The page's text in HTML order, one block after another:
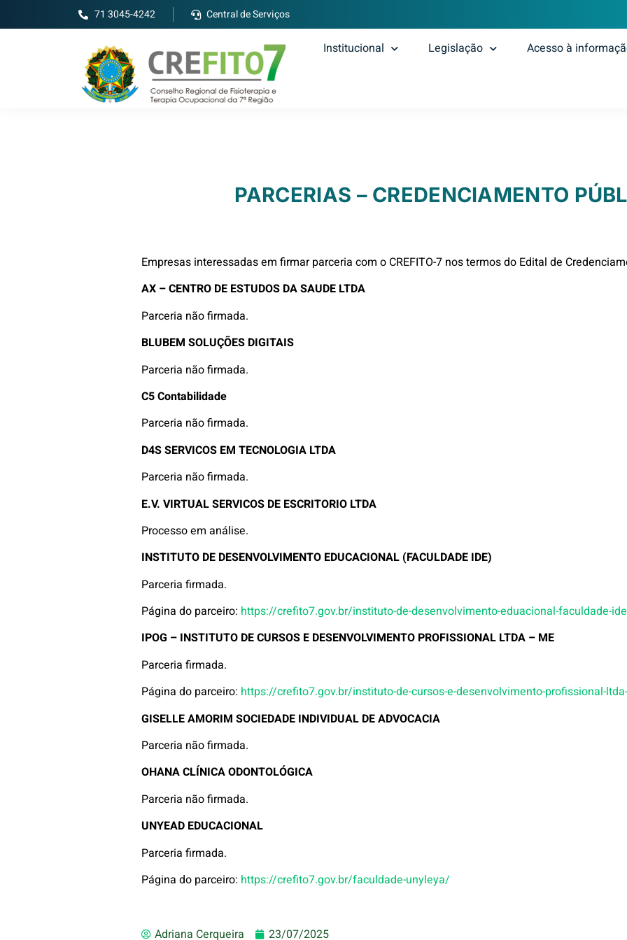
71 3045-4242 Central de Serviços
Institucional Legislação Acesso à
PARCERIAS – CREDENCIAMENTO
Empresas interessadas em firmar parceria com o CREFITO-7 nos termos do Edital de
AX – CENTRO DE ESTUDOS DA SAUDE LTDA
Parceria não firmada.
BLUBEM SOLUÇÕES DIGITAIS
Parceria não firmada.
C5 Contabilidade
Parceria não firmada.
D4S SERVICOS EM TECNOLOGIA LTDA
Parceria não firmada.
E.V. VIRTUAL SERVICOS DE ESCRITORIO LTDA
Processo em análise.
INSTITUTO DE DESENVOLVIMENTO EDUCACIONAL (FACULDADE IDE)
Parceria firmada.
Página do parceiro: https://crefito7.gov.br/instituto-de-desenvolvimento-eduacional-faculdade-
IPOG – INSTITUTO DE CURSOS E DESENVOLVIMENTO PROFISSIONAL LTDA – ME
Parceria firmada.
Página do parceiro: https://crefito7.gov.br/instituto-de-cursos-e-desenvolvimento-profissional-
GISELLE AMORIM SOCIEDADE INDIVIDUAL DE ADVOCACIA
Parceria não firmada.
OHANA CLÍNICA ODONTOLÓGICA
Parceria não firmada.
UNYEAD EDUCACIONAL
Parceria firmada.
Página do parceiro: https://crefito7.gov.br/faculdade-unyleya/
Adriana Cerqueira 23/07/2025